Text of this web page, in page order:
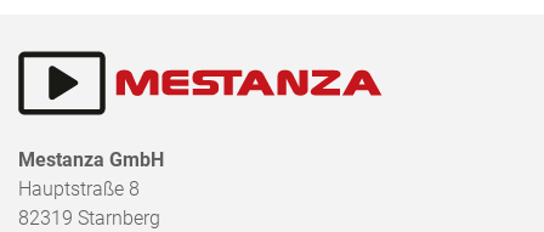
Mestanza GmbH
Hauptstraße 8
82319 Starnberg